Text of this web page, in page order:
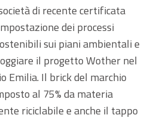
di recente certificata
dei processi
sui piani ambientali e
il progetto Wother nel
Emilia. Il brick del marchio
al 75% da materia
riciclabile e anche il tappo